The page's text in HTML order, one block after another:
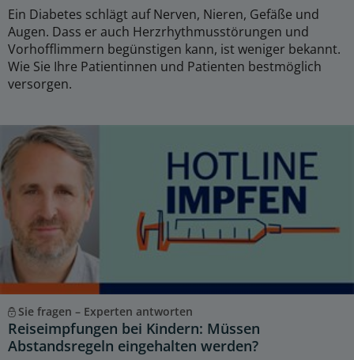
Ein Diabetes schlägt auf Nerven, Nieren, Gefäße und
Augen. Dass er auch Herzrhythmusstörungen und
Vorhofflimmern begünstigen kann, ist weniger bekannt.
Wie Sie Ihre Patientinnen und Patienten bestmöglich
versorgen.
Sie fragen – Experten antworten
Reiseimpfungen bei Kindern: Müssen
Abstandsregeln eingehalten werden?